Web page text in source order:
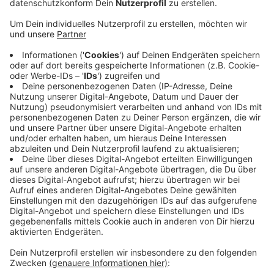
Anzeige
Für den Mord an der kleinen Greta aus Viersen ist ihre
Erzieherin zu lebenslanger Haft verurteilt worden. Das
Landgericht Mönchengladbach stellte die besondere
Schwere ihrer Schuld fest. Außerdem verurteilten die
Richter die 25-Jährige aus Geldern wegen der
Misshandlung von Schutzbefohlenen in zwei Fällen. Sie
soll der 3-jährigen Greta während des Mittagsschlafes
so lange auf den Brustkorb gedrückt haben, bis es zum
Atemstillstand kam. Greta starb zwei Wochen später
im Krankenhaus. Die Erzieherin hatte bis zuletzt ihre
Unschuld beteuert.